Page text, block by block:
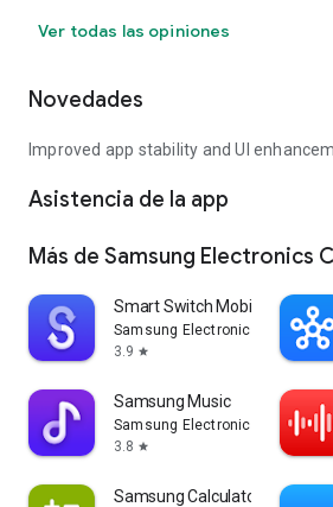
Ver todas las opiniones
Novedades
Improved app stability and UI
Asistencia de la app
Más de Samsung Electronics
Smart Switch Mobile
Samsung Electronics Co., Ltd.
3.9 star
Samsung Music
Samsung Electronics Co., Ltd.
3.8 star
Samsung Calculator